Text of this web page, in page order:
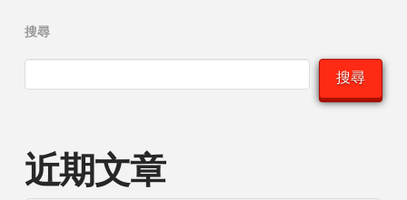
搜尋
搜尋
近期文章